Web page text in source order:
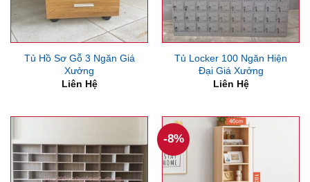
Tủ Hồ Sơ Gỗ 3 Ngăn Giá
Xưởng
Liên Hệ
Tủ Locker 100 Ngăn Hiện
Đại Giá Xưởng
Liên Hệ
-8%